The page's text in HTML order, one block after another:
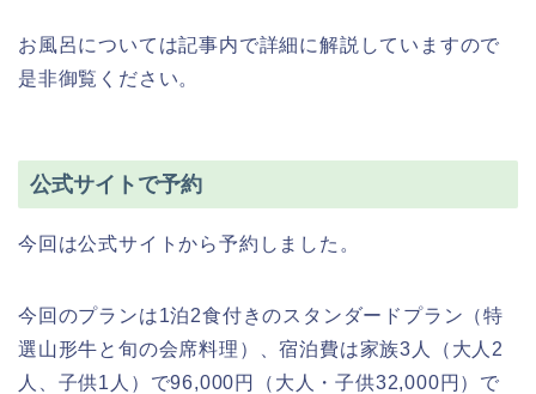
お風呂については記事内で詳細に解説していますので
是非御覧ください。
公式サイトで予約
今回は公式サイトから予約しました。
今回のプランは1泊2食付きのスタンダードプラン（特
選山形牛と旬の会席料理）、宿泊費は家族3人（大人2
人、子供1人）で96,000円（大人・子供32,000円）で